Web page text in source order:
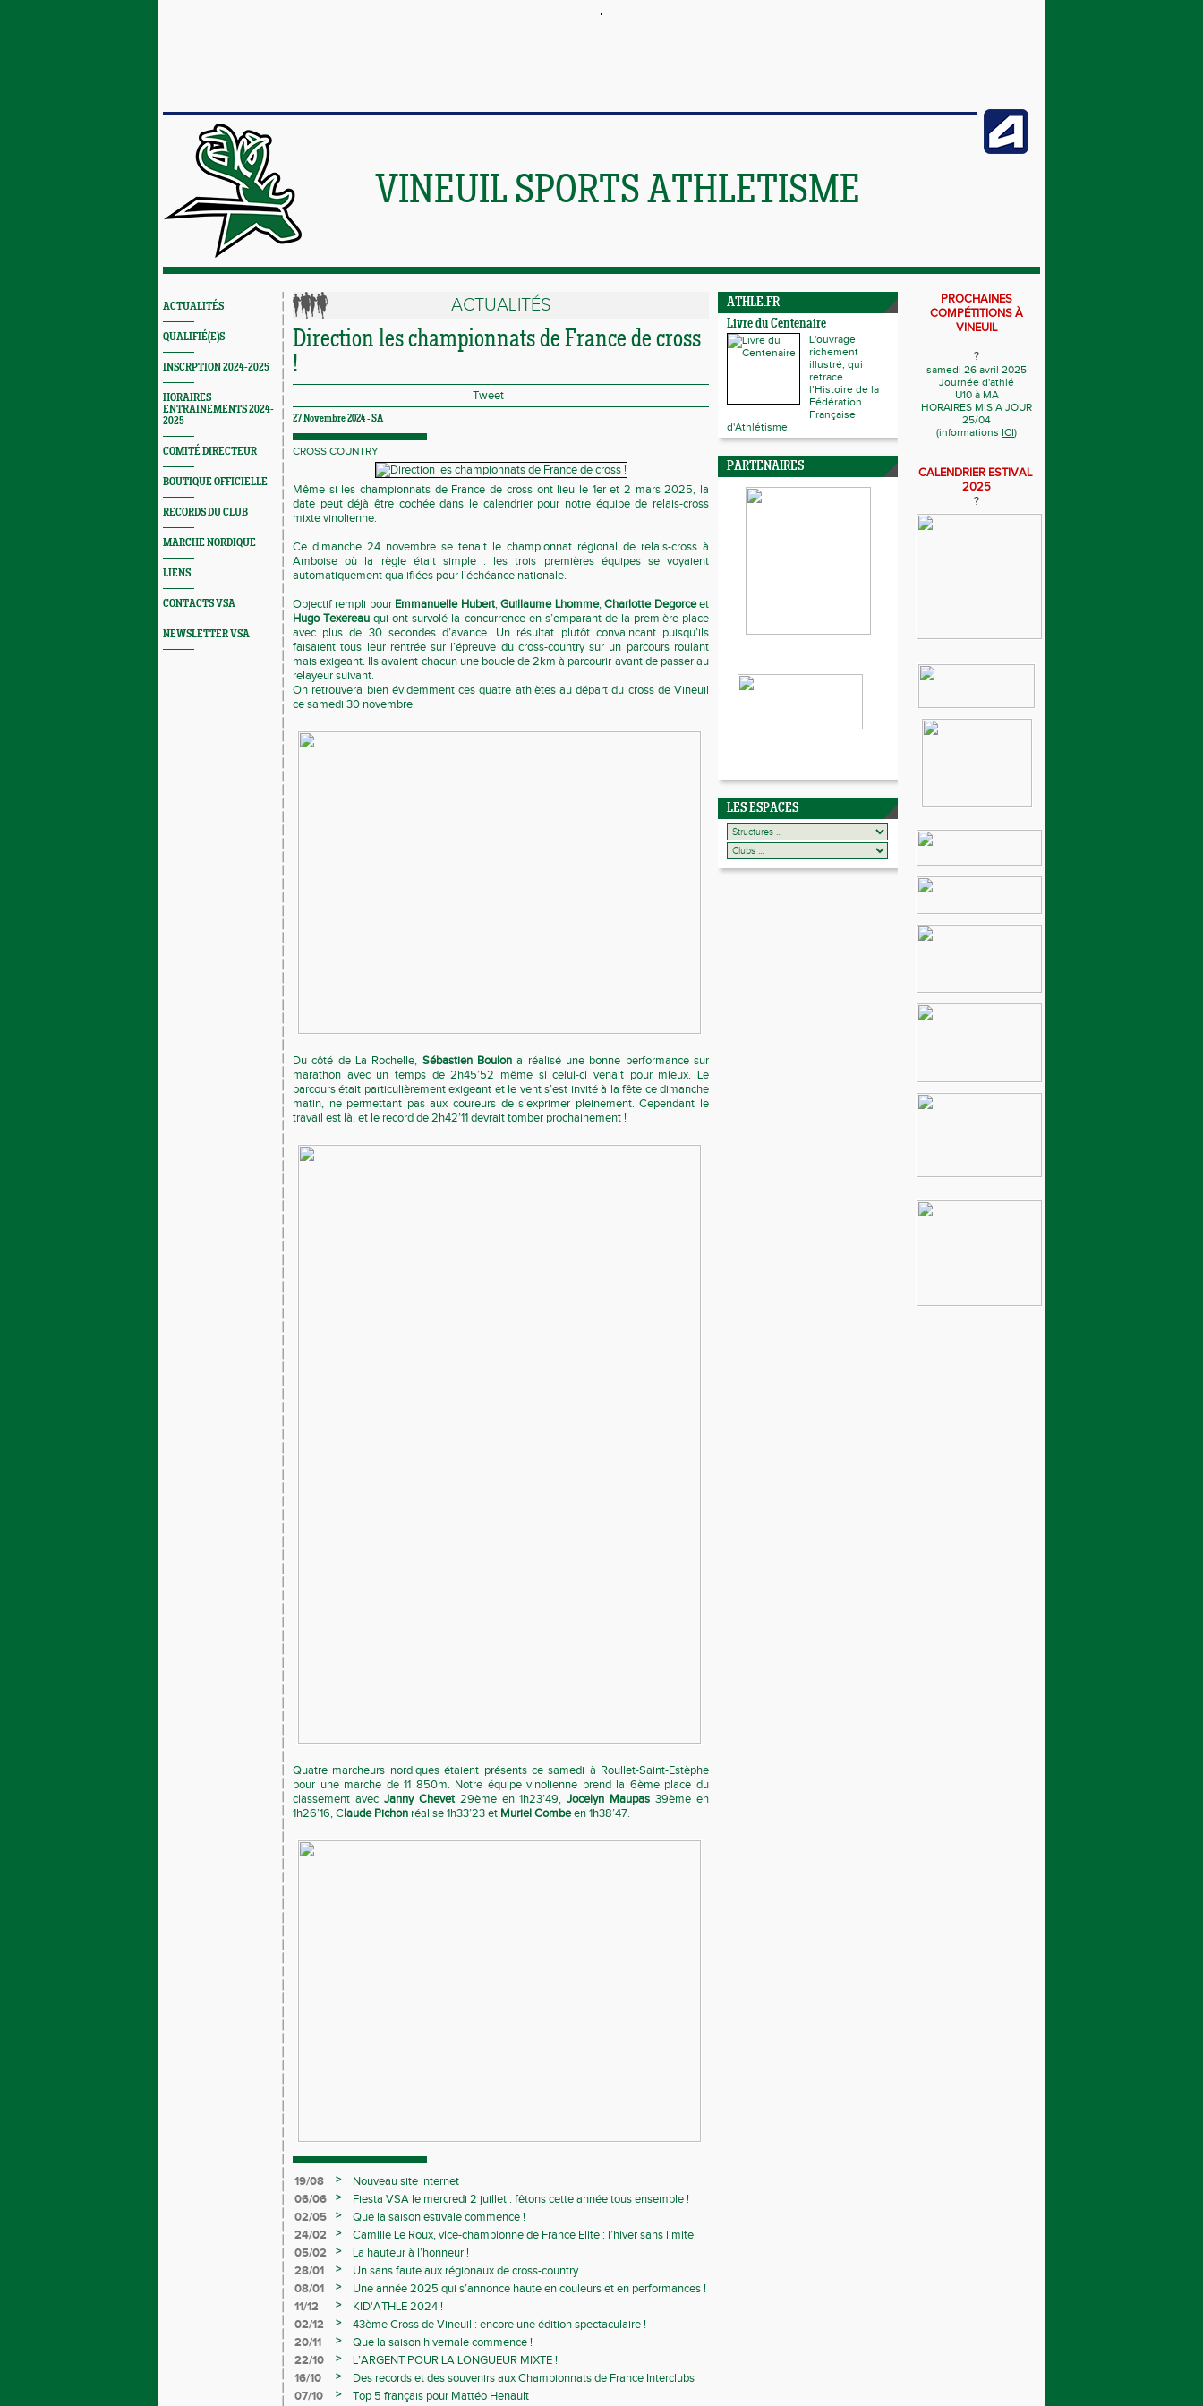
VINEUIL SPORTS ATHLETISME
ACTUALITÉS
QUALIFIÉ(E)S
INSCRPTION 2024-2025
HORAIRES
ENTRAINEMENTS 2024-
2025
COMITÉ DIRECTEUR
BOUTIQUE OFFICIELLE
RECORDS DU CLUB
MARCHE NORDIQUE
LIENS
CONTACTS VSA
NEWSLETTER VSA
ACTUALITÉS
Direction les championnats de France de cross
!
Tweet
27 Novembre 2024 -SA
CROSS COUNTRY
Même si les championnats de France de cross ont lieu le 1er et 2 mars 2025, la
date peut déjà être cochée dans le calendrier pour notre équipe de relais-cross
mixte vinolienne.
Ce dimanche 24 novembre se tenait le championnat régional de relais-cross à
Amboise où la règle était simple : les trois premières équipes se voyaient
automatiquement qualifiées pour l’échéance nationale.
Objectif rempli pour Emmanuelle Hubert,Guillaume Lhomme,Charlotte Degorceet
Hugo Texereau qui ont survolé la concurrence en s’emparant de la première place
avec plus de 30 secondes d’avance. Un résultat plutôt convaincant puisqu’ils
faisaient tous leur rentrée sur l’épreuve du cross-country sur un parcours roulant
mais exigeant. Ils avaient chacun une boucle de 2km à parcourir avant de passer au
relayeur suivant.
On retrouvera bien évidemment ces quatre athlètes au départ du cross de Vineuil
ce samedi 30 novembre.
Du côté de La Rochelle, Sébastien Boulon a réalisé une bonne performance sur
marathon avec un temps de 2h45’52 même si celui-ci venait pour mieux. Le
parcours était particulièrement exigeant et le vent s’est invité à la fête ce dimanche
matin, ne permettant pas aux coureurs de s’exprimer pleinement. Cependant le
travail est là, et le record de 2h42’11 devrait tomber prochainement !
Quatre marcheurs nordiques étaient présents ce samedi à Roullet-Saint-Estèphe
pour une marche de 11 850m. Notre équipe vinolienne prend la 6ème place du
classement avec Janny Chevet29ème en 1h23’49,Jocelyn Maupas 39ème en
1h26’16, Claude Pichon réalise 1h33’23 et Muriel Combeen 1h38’47.
19/08 >
Nouveau site internet
06/06
>
Fiesta VSA le mercredi 2 juillet : fêtons cette année tous ensemble !
02/05
>
Que la saison estivale commence !
24/02
>
Camille Le Roux, vice-championne de France Elite : l’hiver sans limite
05/02
>
La hauteur à l’honneur !
28/01
>
Un sans faute aux régionaux de cross-country
08/01
>
Une année 2025 qui s’annonce haute en couleurs et en performances !
11/12
>
KID'ATHLE 2024 !
02/12
>
43ème Cross de Vineuil : encore une édition spectaculaire !
20/11
>
Que la saison hivernale commence !
22/10
>
L’ARGENT POUR LA LONGUEUR MIXTE !
16/10
>
Des records et des souvenirs aux Championnats de France Interclubs
Avenirs
07/10 >
Top 5 français pour Mattéo Henault
ATHLE.FR
Livre du Centenaire
L'ouvrage
richement
illustré, qui
retrace
l’Histoire de la
Fédération
Française
d'Athlétisme.
PARTENAIRES
LES ESPACES
PROCHAINES
COMPÉTITIONS À
VINEUIL
?
samedi 26 avril 2025
Journée d'athlé
U10 à MA
HORAIRES MIS A JOUR
25/04
(informations ICI)
CALENDRIER ESTIVAL
2025
?